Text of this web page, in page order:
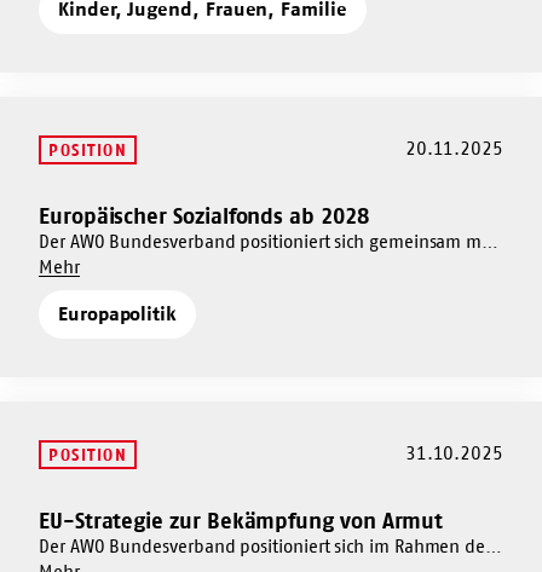
stärken
und
Kinder, Jugend, Frauen, Familie
POSITION 20.11.2025
Europäischer Sozialfonds ab 2028
Der AWO Bundesverband positioniert sich gemeinsam mit
den anderen Verbänden der Freien Wohlfahrtspflege zum
rote Linien für die Verhandlungen auf EU-Ebene.
Mehr
dazu
Europäischer
MehrUm
Sozialfonds
Europapolitik
POSITION 31.10.2025
EU-Strategie zur Bekämpfung von Armut
Der AWO Bundesverband positioniert sich im Rahmen der
Mehr
dazu